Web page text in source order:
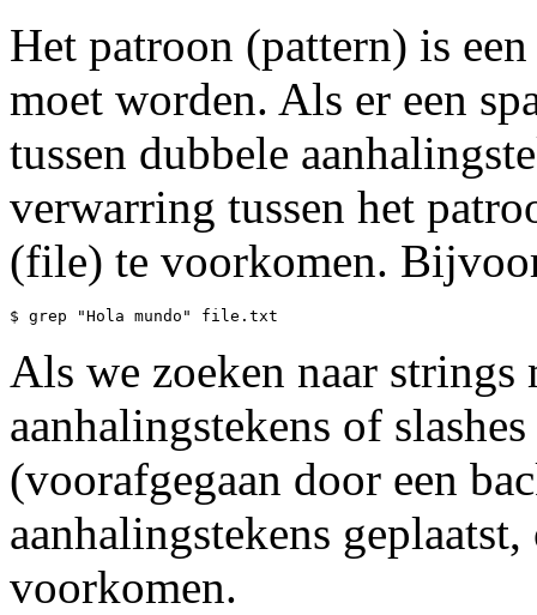
Het patroon (pattern) is
moet worden. Als er een
tussen dubbele
verwarring tussen het
(file) te voorkomen.
Als we zoeken naar
aanhalingstekens of
(voorafgegaan door een
aanhalingstekens
voorkomen.